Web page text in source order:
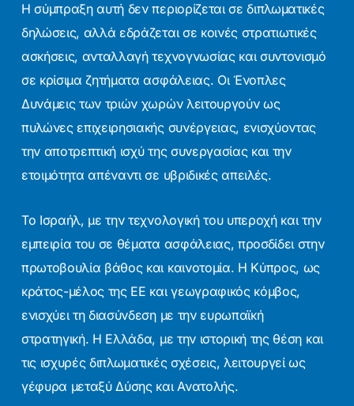
Η σύμπραξη αυτή δεν περιορίζεται σε διπλωματικές
δηλώσεις, αλλά εδράζεται σε κοινές στρατιωτικές
ασκήσεις, ανταλλαγή τεχνογνωσίας και συντονισμό
σε κρίσιμα ζητήματα ασφάλειας. Οι Ένοπλες
Δυνάμεις των τριών χωρών λειτουργούν ως
πυλώνες επιχειρησιακής συνέργειας, ενισχύοντας
την αποτρεπτική ισχύ της συνεργασίας και την
ετοιμότητα απέναντι σε υβριδικές απειλές.
Το Ισραήλ, με την τεχνολογική του υπεροχή και την
εμπειρία του σε θέματα ασφάλειας, προσδίδει στην
πρωτοβουλία βάθος και καινοτομία. Η Κύπρος, ως
κράτος-μέλος της ΕΕ και γεωγραφικός κόμβος,
ενισχύει τη διασύνδεση με την ευρωπαϊκή
στρατηγική. Η Ελλάδα, με την ιστορική της θέση και
τις ισχυρές διπλωματικές σχέσεις, λειτουργεί ως
γέφυρα μεταξύ Δύσης και Ανατολής.